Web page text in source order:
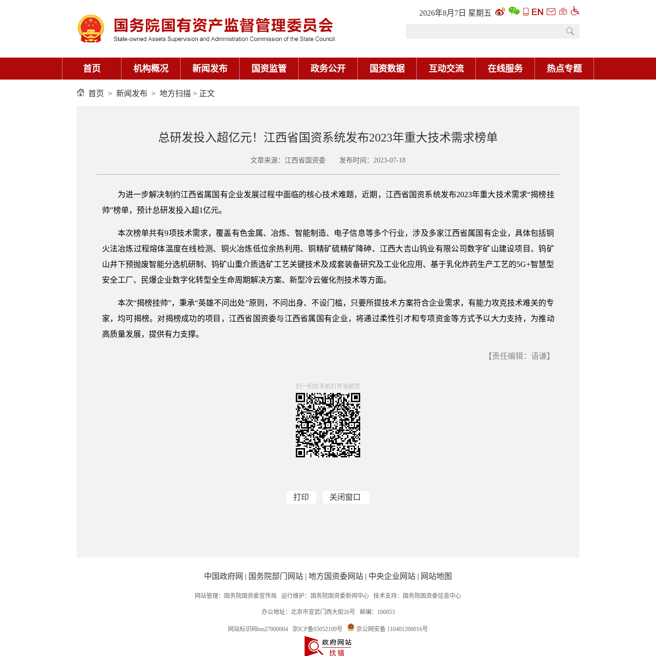
2026年8月7日 星期五
首页 机构概况 新闻发布 国资监管 政务公开 国资数据 互动交流 在线服务 热点专题
首页 > 新闻发布 > 地方扫描 > 正文
总研发投入超亿元！江西省国资系统发布2023年重大技术需求榜单
文章来源：江西省国资委 发布时间：2023-07-18
为进一步解决制约江西省属国有企业发展过程中面临的核心技术难题，近期，江西省国资系统发布2023年重大技术需求“揭榜挂
帅”榜单，预计总研发投入超1亿元。
本次榜单共有9项技术需求，覆盖有色金属、冶炼、智能制造、电子信息等多个行业，涉及多家江西省属国有企业，具体包括铜
火法冶炼过程熔体温度在线检测、铜火冶炼低位余热利用、铜精矿硫精矿降砷、江西大吉山钨业有限公司数字矿山建设项目、钨矿
山井下预抛废智能分选机研制、钨矿山重介质选矿工艺关键技术及成套装备研究及工业化应用、基于乳化炸药生产工艺的5G+智慧型
安全工厂、民爆企业数字化转型全生命周期解决方案、新型冷云催化剂技术等方面。
本次“揭榜挂帅”，秉承“英雄不问出处”原则，不问出身、不设门槛，只要所提技术方案符合企业需求，有能力攻克技术难关的专
家，均可揭榜。对揭榜成功的项目，江西省国资委与江西省属国有企业，将通过柔性引才和专项资金等方式予以大力支持，为推动
高质量发展，提供有力支撑。
【责任编辑：语谦】
扫一扫在手机打开当前页
打印 关闭窗口